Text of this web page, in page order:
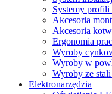
Systemy
Akcesoria
Akcesoria
Ergonomia
Wyroby
Wyroby w
Wyroby ze
Elektronarzędzia